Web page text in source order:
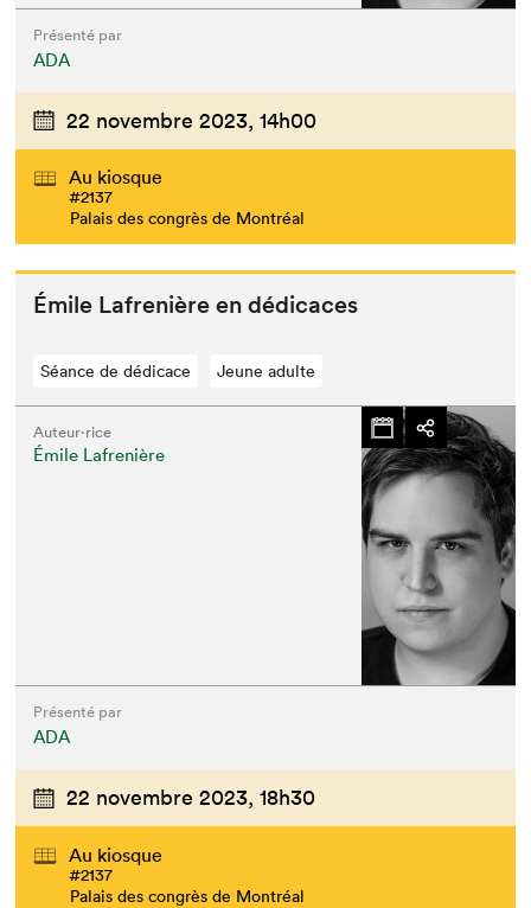
Présenté par
ADA
22 novembre 2023, 14h00
Au kiosque
#2137
Palais des congrès de Montréal
Émile Lafrenière en dédicaces
Séance de dédicace Jeune adulte
Auteur·rice
Émile Lafrenière
Présenté par
ADA
22 novembre 2023, 18h30
Au kiosque
#2137
Palais des congrès de Montréal